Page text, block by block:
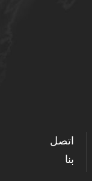
اتصل
بنا